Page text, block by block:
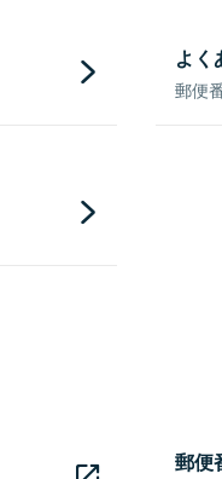
よく
郵便
郵便